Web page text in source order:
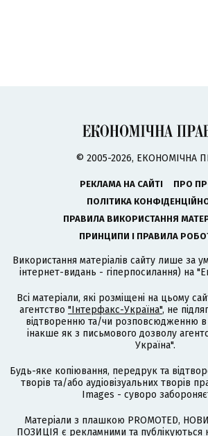
© 2005-2026, ЕКОНОМІЧНА
РЕКЛАМА НА САЙТІ
ПРО
ПОЛІТИКА
ПРАВИЛА ВИКОРИСТАННЯ
ПРИНЦИПИ І ПРАВИЛА
Використання матеріалів сайту лише за
інтернет-видань - гіперпосилання) на
Всі матеріали, які розміщені на цьому
агентство "Інтерфакс-Україна", не
відтворенню та/чи розповсюдженню в
інакше як з письмового дозволу
Україна".
Будь-яке копіювання, передрук та
творів та/або аудіовізуальних творів
Images - суворо
Матеріали з плашкою PROMOTED,
ПОЗИЦІЯ є рекламними та публікуються